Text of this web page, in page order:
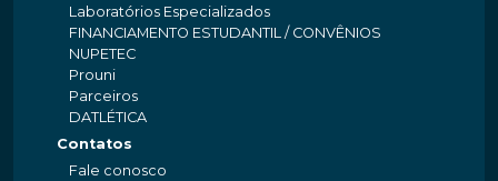
Laboratórios Especializados
FINANCIAMENTO ESTUDANTIL / CONVÊNIOS
NUPETEC
Prouni
Parceiros
DATLÉTICA
Contatos
Fale conosco